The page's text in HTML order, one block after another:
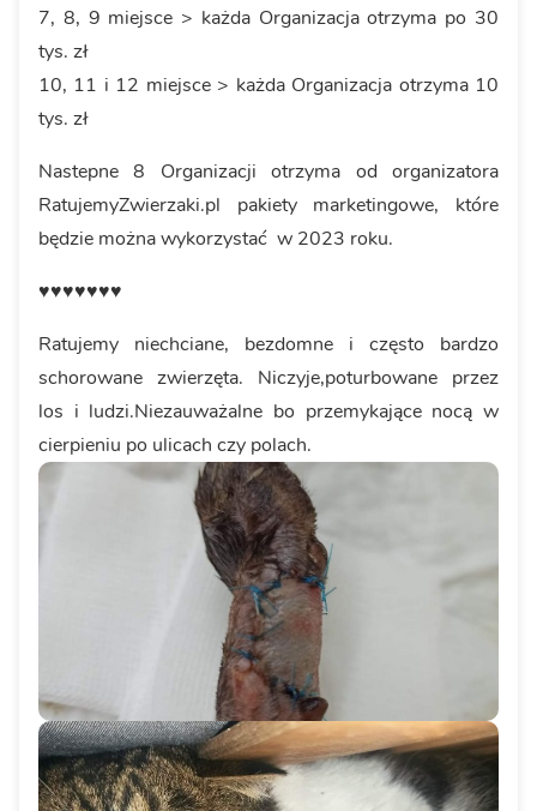
7, 8, 9 miejsce > każda Organizacja otrzyma po 30
tys. zł
10, 11 i 12 miejsce > każda Organizacja otrzyma 10
tys. zł
Nastepne 8 Organizacji otrzyma od organizatora
RatujemyZwierzaki.pl pakiety marketingowe, które
będzie można wykorzystać w 2023 roku.
♥︎♥︎♥︎♥︎♥︎♥︎♥︎
Ratujemy niechciane, bezdomne i często bardzo
schorowane zwierzęta. Niczyje,poturbowane przez
los i ludzi.Niezauważalne bo przemykające nocą w
cierpieniu po ulicach czy polach.